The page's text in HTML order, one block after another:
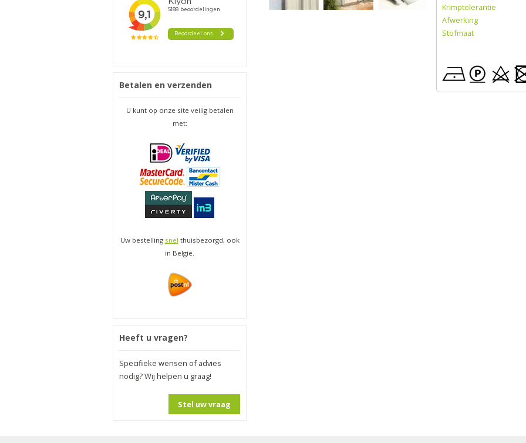
Betalen en verzenden
U kunt op onze site veilig betalen
met:
Uw bestelling snel thuisbezorgd, ook
in België.
Heeft u vragen?
Specifieke wensen of advies
nodig? Wij helpen u graag!
Stel uw vraag
Krimptolerantie
Afwerking
Stofmaat